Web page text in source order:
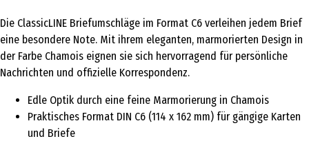
Die ClassicLINE Briefumschläge im Format C6 verleihen jedem Brief
eine besondere Note. Mit ihrem eleganten, marmorierten Design in
der Farbe Chamois eignen sie sich hervorragend für persönliche
Nachrichten und offizielle Korrespondenz.
Edle Optik durch eine feine Marmorierung in Chamois
Praktisches Format DIN C6 (114 x 162 mm) für gängige Karten
und Briefe